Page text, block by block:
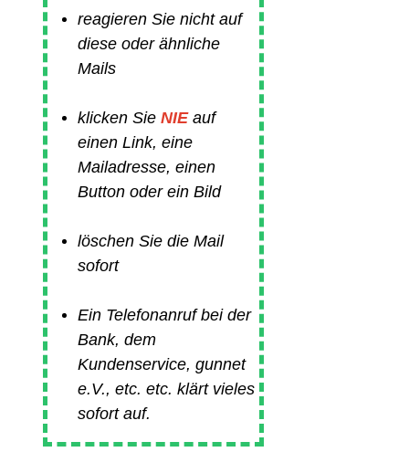
reagieren Sie nicht auf
diese oder ähnliche
Mails
klicken Sie NIEauf
einen Link, eine
Mailadresse, einen
Button oder ein Bild
löschen Sie die Mail
sofort
Ein Telefonanruf bei der
Bank, dem
Kundenservice, gunnet
e.V., etc. etc. klärt vieles
sofort auf.